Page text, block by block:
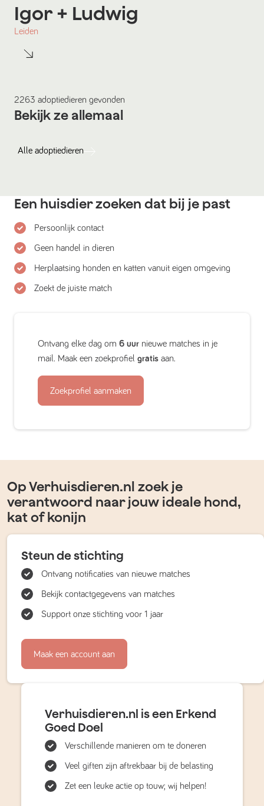
Igor+ Ludwig
Leiden
2263 adoptiedieren gevonden
Bekijk ze allemaal
Alle adoptiedieren
Een huisdier zoeken dat bij je past
Persoonlijk contact
Geen handel in dieren
Herplaatsing honden en katten vanuit eigen omgeving
Zoekt de juiste match
Ontvang elke dag om 6 uur nieuwe matches in je
mail. Maak een zoekprofiel gratis aan.
Zoekprofiel aanmaken
Op Verhuisdieren.nl zoek je
verantwoord naar jouw ideale hond,
kat of konijn
Steun de stichting
Ontvang notificaties van nieuwe matches
Bekijk contactgegevens van matches
Support onze stichting voor 1 jaar
Maak een account aan
Verhuisdieren.nl is een Erkend
Goed Doel
Verschillende manieren om te doneren
Veel giften zijn aftrekbaar bij de belasting
Zet een leuke actie op touw; wij helpen!